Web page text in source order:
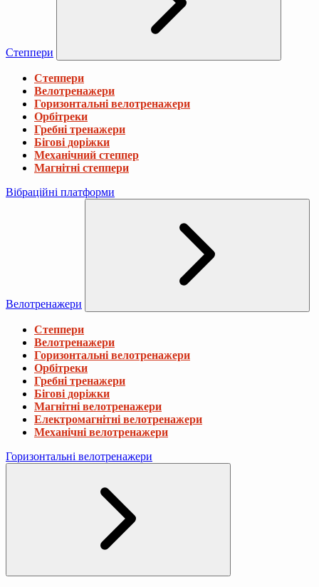
Степпери
Степпери
Велотренажери
Горизонтальні велотренажери
Орбітреки
Гребні тренажери
Бігові доріжки
Механічний степпер
Магнітні степпери
Вібраційні платформи
Велотренажери
Степпери
Велотренажери
Горизонтальні велотренажери
Орбітреки
Гребні тренажери
Бігові доріжки
Магнітні велотренажери
Електромагнітні велотренажери
Механічні велотренажери
Горизонтальні велотренажери